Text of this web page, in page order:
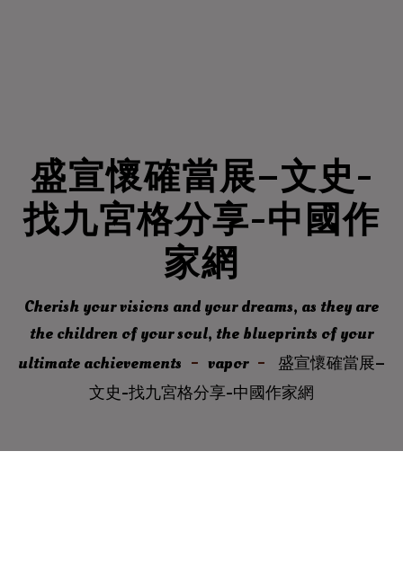
盛宣懷確當展–文史-
找九宮格分享-中國作
家網
Cherish your visions and your dreams, as they are
the children of your soul, the blueprints of your
ultimate achievements
vapor
盛宣懷確當展–
文史-找九宮格分享-中國作家網